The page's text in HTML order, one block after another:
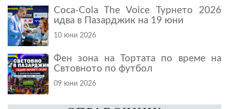
Coca-Cola The Voice Турнето 2026
идва в Пазарджик на 19 юни
10 юни 2026
Фен зона на Тортата по време на
Свтовното по футбол
09 юни 2026